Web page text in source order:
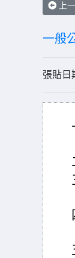
上
一般
張貼日